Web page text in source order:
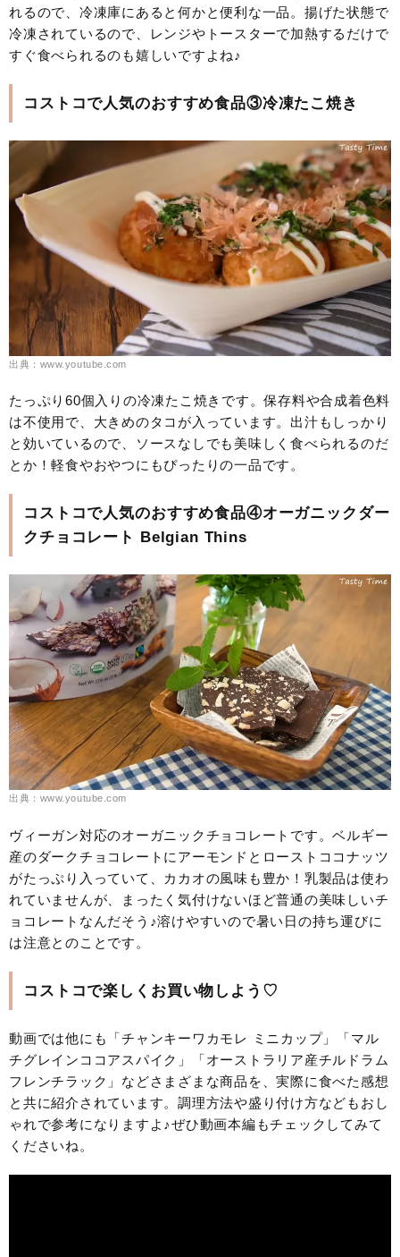
れるので、冷凍庫にあると何かと便利な一品。揚げた状態で
冷凍されているので、レンジやトースターで加熱するだけで
すぐ食べられるのも嬉しいですよね♪
コストコで人気のおすすめ食品③冷凍たこ焼き
出典：www.youtube.com
たっぷり60個入りの冷凍たこ焼きです。保存料や合成着色料
は不使用で、大きめのタコが入っています。出汁もしっかり
と効いているので、ソースなしでも美味しく食べられるのだ
とか！軽食やおやつにもぴったりの一品です。
コストコで人気のおすすめ食品④オーガニックダー
クチョコレート Belgian Thins
出典：www.youtube.com
ヴィーガン対応のオーガニックチョコレートです。ベルギー
産のダークチョコレートにアーモンドとローストココナッツ
がたっぷり入っていて、カカオの風味も豊か！乳製品は使わ
れていませんが、まったく気付けないほど普通の美味しいチ
ョコレートなんだそう♪溶けやすいので暑い日の持ち運びに
は注意とのことです。
コストコで楽しくお買い物しよう♡
動画では他にも「チャンキーワカモレ ミニカップ」「マル
チグレインココアスパイク」「オーストラリア産チルドラム
フレンチラック」などさまざまな商品を、実際に食べた感想
と共に紹介されています。調理方法や盛り付け方などもおし
ゃれで参考になりますよ♪ぜひ動画本編もチェックしてみて
くださいね。